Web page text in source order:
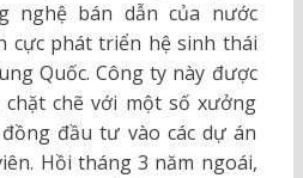
nghệ bán dẫn của nước
cực phát triển hệ sinh thái
Quốc. Công ty này được
chẽ với một số xưởng
đầu tư vào các dự án
Hồi tháng 3 năm ngoái,